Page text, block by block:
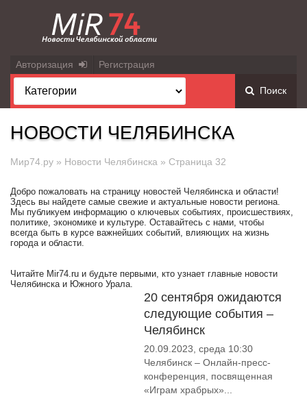
Авторизация Регистрация
Поиск
НОВОСТИ ЧЕЛЯБИНСКА
Мир74.ру » Новости Челябинска » Страница 32
Добро пожаловать на страницу новостей Челябинска и области!
Здесь вы найдете самые свежие и актуальные новости региона.
Мы публикуем информацию о ключевых событиях, происшествиях,
политике, экономике и культуре. Оставайтесь с нами, чтобы
всегда быть в курсе важнейших событий, влияющих на жизнь
города и области.
Читайте Mir74.ru и будьте первыми, кто узнает главные новости
Челябинска и Южного Урала.
20 сентября ожидаются
следующие события –
Челябинск
20.09.2023, среда 10:30
Челябинск – Онлайн-пресс-
конференция, посвященная
«Играм храбрых»...